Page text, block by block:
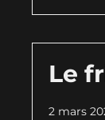
Le
2 mars